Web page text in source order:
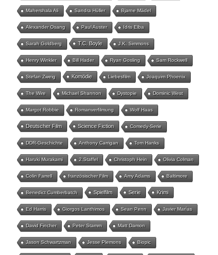
Mahershala Ali Sandra Hüller Bjarne Mädel
Alexander Osang Paul Auster Idris Elba
Sarah Goldberg T.C. Boyle J.K. Simmons
Henry Winkler Bill Hader Ryan Gosling Sam Rockwell
Stefan Zweig Komödie Liebesfilm Joaquim Phoenix
The Wire Michael Shannon Dystopie Dominic West
Margot Robbie Romanverfilmung Wolf Haas
Deutscher Film Science Fiction Comedy-Serie
DDR-Geschichte Anthony Carrigan Tom Hanks
Haruki Murakami 2.Staffel Christoph Hein Olivia Colman
Colin Farrell französischer Film Amy Adams Baltimore
Benedict Cumberbatch Spielfilm Serie Krimi
Ed Harris Giorgos Lanthimos Sean Penn Javier Marías
David Fincher Peter Stamm Matt Damon
Jason Schwartzman Jesse Plemons Biopic